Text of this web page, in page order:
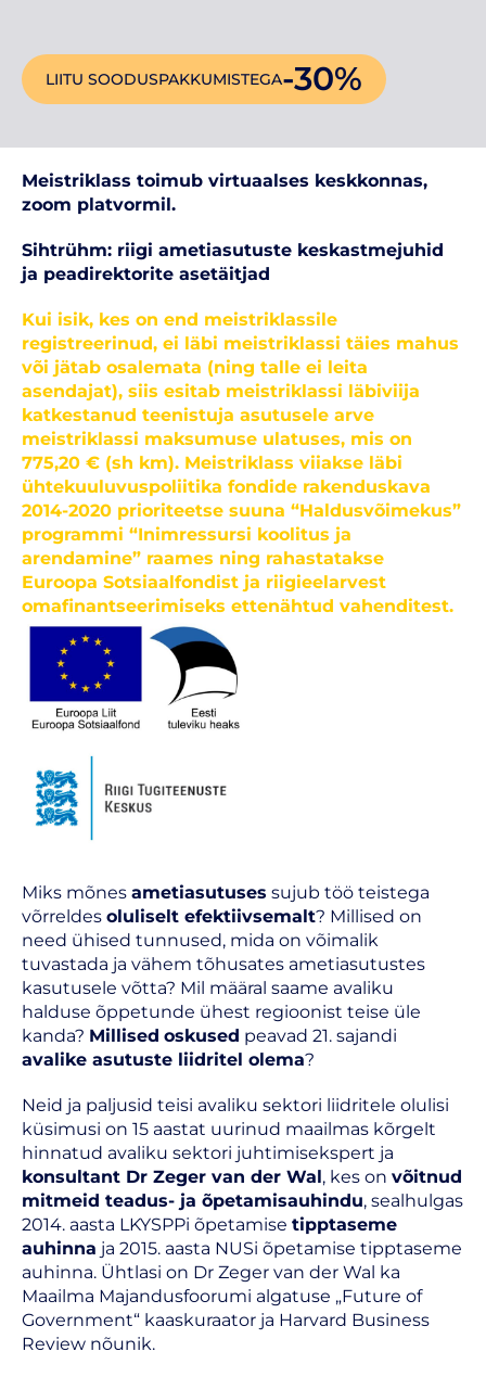
LIITU SOODUSPAKKUMISTEGA-30%
Meistriklass toimub virtuaalses keskkonnas,
zoom platvormil.
Sihtrühm: riigi ametiasutuste keskastmejuhid
ja peadirektorite asetäitjad
Kui isik, kes on end meistriklassile
registreerinud, ei läbi meistriklassi täies mahus
või jätab osalemata (ning talle ei leita
asendajat), siis esitab meistriklassi läbiviija
katkestanud teenistuja asutusele arve
meistriklassi maksumuse ulatuses, mis on
775,20 € (sh km). Meistriklass viiakse läbi
ühtekuuluvuspoliitika fondide rakenduskava
2014-2020 prioriteetse suuna “Haldusvõimekus”
programmi “Inimressursi koolitus ja
arendamine” raames ning rahastatakse
Euroopa Sotsiaalfondist ja riigieelarvest
omafinantseerimiseks ettenähtud vahenditest.
Miks mõnes ametiasutuses sujub töö teistega
võrreldes oluliselt efektiivsemalt? Millised on
need ühised tunnused, mida on võimalik
tuvastada ja vähem tõhusates ametiasutustes
kasutusele võtta? Mil määral saame avaliku
halduse õppetunde ühest regioonist teise üle
kanda? Millised oskused peavad 21. sajandi
avalike asutuste liidritel olema?
Neid ja paljusid teisi avaliku sektori liidritele olulisi
küsimusi on 15 aastat uurinud maailmas kõrgelt
hinnatud avaliku sektori juhtimisekspert ja
konsultant Dr Zeger van der Wal, kes on võitnud
mitmeid teadus- ja õpetamisauhindu, sealhulgas
2014. aasta LKYSPPi õpetamise tipptaseme
auhinna ja 2015. aasta NUSi õpetamise tipptaseme
auhinna. Ühtlasi on Dr Zeger van der Wal ka
Maailma Majandusfoorumi algatuse „Future of
Government“ kaaskuraator ja Harvard Business
Review nõunik.